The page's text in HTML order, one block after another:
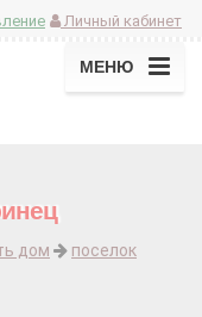
Личный кабинет
МЕНЮ
дом
поселок